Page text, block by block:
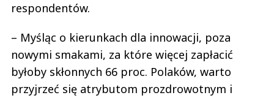
respondentów.
– Myśląc o kierunkach dla innowacji, poza
nowymi smakami, za które więcej zapłacić
byłoby skłonnych 66 proc. Polaków, warto
przyjrzeć się atrybutom prozdrowotnym i